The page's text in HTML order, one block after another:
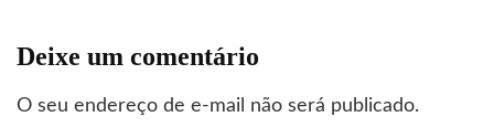
Deixe um comentário
O seu endereço de e-mail não será publicado.